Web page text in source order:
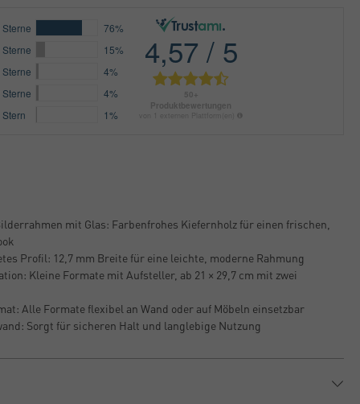
mit Glas: Farbenfrohes Kiefernholz für einen frischen,
Profil: 12,7 mm Breite für eine leichte, moderne Rahmung
Kleine Formate mit Aufsteller, ab 21 × 29,7 cm mit zwei
Alle Formate flexibel an Wand oder auf Möbeln einsetzbar
Sorgt für sicheren Halt und langlebige Nutzung